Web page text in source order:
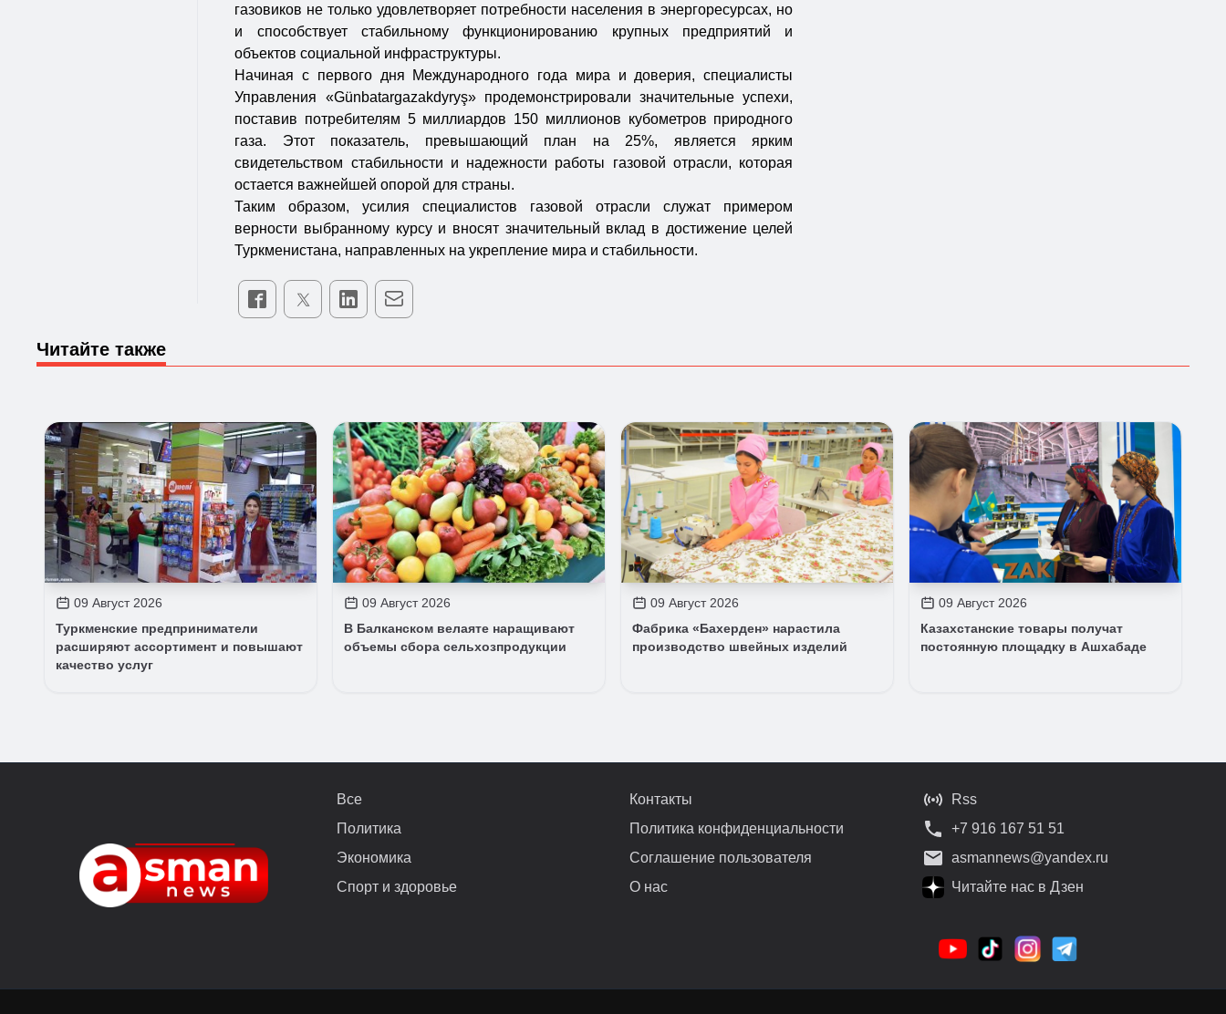
газовиков не только удовлетворяет потребности населения в энергоресурсах, но
и способствует стабильному функционированию крупных предприятий и
объектов социальной инфраструктуры.
Начиная с первого дня Международного года мира и доверия, специалисты
Управления «Günbatargazakdyryş» продемонстрировали значительные успехи,
поставив потребителям 5 миллиардов 150 миллионов кубометров природного
газа. Этот показатель, превышающий план на 25%, является ярким
свидетельством стабильности и надежности работы газовой отрасли, которая
остается важнейшей опорой для страны.
Таким образом, усилия специалистов газовой отрасли служат примером
верности выбранному курсу и вносят значительный вклад в достижение целей
Туркменистана, направленных на укрепление мира и стабильности.
Читайте также
09 Август 2026
Туркменские предприниматели
расширяют ассортимент и повышают
качество услуг
09 Август 2026
В Балканском велаяте наращивают
объемы сбора сельхозпродукции
09 Август 2026
Фабрика «Бахерден» нарастила
производство швейных изделий
09 Август 2026
Казахстанские товары получат
постоянную площадку в Ашхабаде
Все
Политика
Экономика
Спорт и здоровье
Контакты
Политика конфиденциальности
Соглашение пользователя
О нас
Rss
+7 916 167 51 51
asmannews@yandex.ru
Читайте нас в Дзен